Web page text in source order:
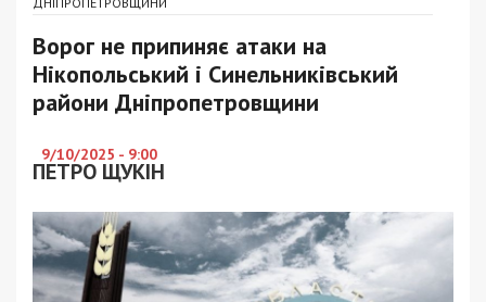
Ворог не припиняє атаки на
Нікопольський і Синельниківський
райони Дніпропетровщини
9/10/2025 - 9:00
ПЕТРО ЩУКІН